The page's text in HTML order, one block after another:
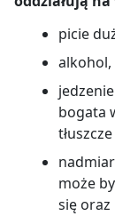
picie
alkohol,
bogata
może
się oraz